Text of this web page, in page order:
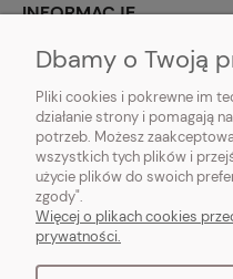
INFORMACJE
O NAS
Vintagedeco.pl - sklep
i ogrodu w stylu vintage,
chic, industrialnym i loft.
Dbamy o Twoją
Pliki cookies i pokrewne im
działanie strony i pomagają
potrzeb. Możesz
wszystkich tych plików i
użycie plików do swoich
zgody".
Więcej o plikach cookies
prywatności.